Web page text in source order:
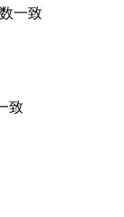
一致
致